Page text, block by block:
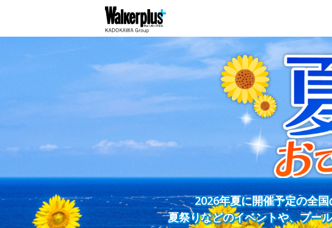
2026年夏に開催予定の全
夏祭りなどのイベントや、プー